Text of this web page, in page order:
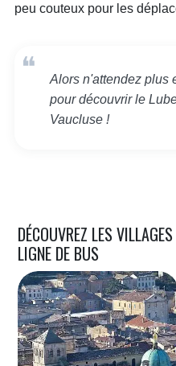
peu couteux pour les
Alors n'attendez plus
pour découvrir le
Vaucluse !
DÉCOUVREZ LES
LIGNE DE BUS